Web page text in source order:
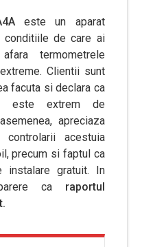
este un aparat
de care ai
termometrele
Clientii sunt
facuta si declara ca
este extrem de
apreciaza
acestuia
precum si faptul ca
gratuit. In
ca raportul